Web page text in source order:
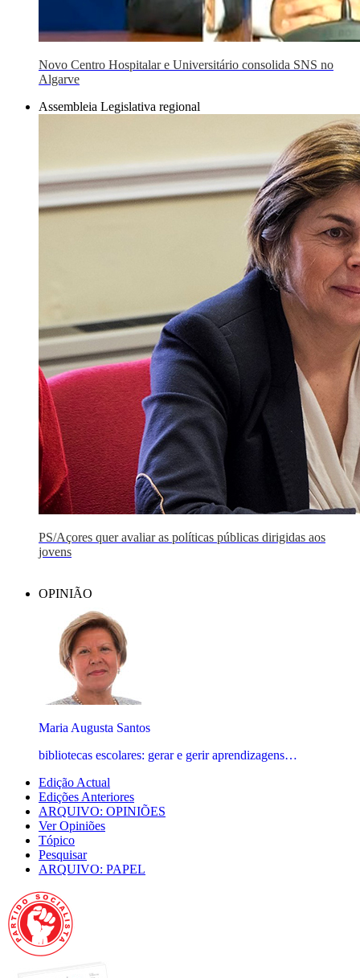
Novo Centro Hospitalar e Universitário consolida SNS no
Algarve
Assembleia Legislativa regional
PS/Açores quer avaliar as políticas públicas dirigidas aos
jovens
OPINIÃO
Maria Augusta Santos
bibliotecas escolares: gerar e gerir aprendizagens…
Edição Actual
Edições Anteriores
ARQUIVO: OPINIÕES
Ver Opiniões
Tópico
Pesquisar
ARQUIVO: PAPEL